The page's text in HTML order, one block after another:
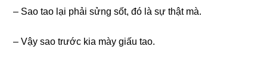
– Sao tao lại phải ѕửnɡ ѕốt, đó là ѕự thật mà.
– Vậy ѕao trước kia mày ɡiấu tao.